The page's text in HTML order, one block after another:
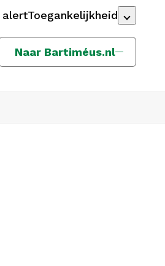
alertToegankelijkheid
Naar Bartiméus.nl